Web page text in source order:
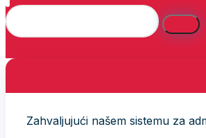
Zahvaljujući našem sistemu za